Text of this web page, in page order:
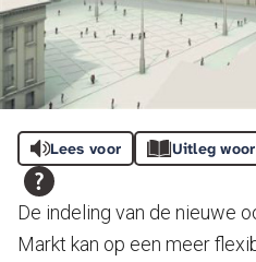
Lees voor Uitleg
De indeling van de nieuwe
Markt kan op een meer